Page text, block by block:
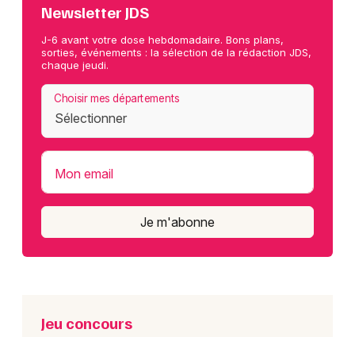
Newsletter JDS
J-6 avant votre dose hebdomadaire. Bons plans,
sorties, événements : la sélection de la rédaction JDS,
chaque jeudi.
Choisir mes départements
Mon email
Je m'abonne
Jeu concours